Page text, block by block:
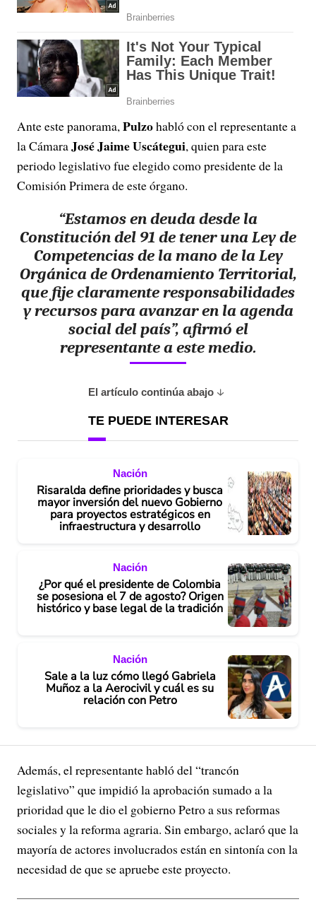
Ante este panorama, Pulzohabló con el representante a
la CámaraJosé Jaime Uscátegui, quien para este
periodo legislativo fue elegido como presidente de la
Comisión Primera de este órgano.
“Estamos en deuda desde la
Constitución del 91 de tener una Ley de
Competencias de la mano de la Ley
Orgánica de Ordenamiento Territorial,
que fije claramente responsabilidades
y recursos para avanzar en la agenda
social del país”, afirmó el
representante a este medio.
El artículo continúa abajo
TE PUEDE INTERESAR
Nación
Risaralda define prioridades y busca
mayor inversión del nuevo Gobierno
para proyectos estratégicos en
infraestructura y desarrollo
Nación
¿Por qué el presidente de Colombia
se posesiona el 7 de agosto? Origen
histórico y base legal de la tradición
Nación
Sale a la luz cómo llegó Gabriela
Muñoz a la Aerocivil y cuál es su
relación con Petro
Además, el representante habló del “trancón
legislativo” que impidió la aprobación sumado a la
prioridad que le dio el gobierno Petro a sus reformas
sociales y la reforma agraria. Sin embargo, aclaró que la
mayoría de actores involucrados están en sintonía con la
necesidad de que se apruebe este proyecto.